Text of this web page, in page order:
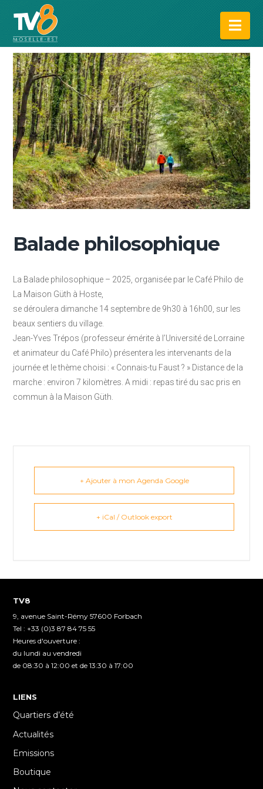
Balade philosophique
La Balade philosophique – 2025, organisée par le Café Philo de
La Maison Güth à Hoste,
se déroulera dimanche 14 septembre de 9h30 à 16h00, sur les
beaux sentiers du village.
Jean-Yves Trépos (professeur émérite à l’Université de Lorraine
et animateur du Café Philo) présentera les intervenants de la
journée et le thème choisi : « Connais-tu Faust ? » Distance de la
marche : environ 7 kilomètres. A midi : repas tiré du sac pris en
commun à la Maison Güth.
+ Ajouter à mon Agenda Google
+ iCal / Outlook export
TV8
9, avenue Saint-Rémy 57600 Forbach
Tel : +33 (0)3 87 84 75 55
Heures d'ouverture :
du lundi au vendredi
de 08:30 à 12:00 et de 13:30 à 17:00
LIENS
Quartiers d’été
Actualités
Emissions
Boutique